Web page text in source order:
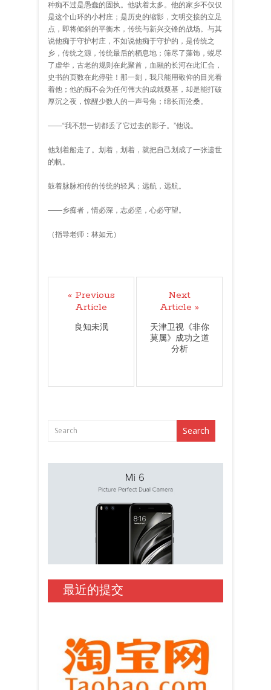
种痴不过是愚蠢的固执。他驮着太多。他的家乡不仅仅
是这个山环的小村庄；是历史的缩影，文明交接的立足
点，即将倾斜的平衡木，传统与新兴交锋的战场。与其
说他痴于守护村庄，不如说他痴于守护的，是传统之
乡，传统之源，传统最后的栖息地；筛尽了藻饰，蜕尽
了虚华，古老的规则在此聚首，血融的长河在此汇合，
史书的页数在此停驻！那一刻，我只能用敬仰的目光看
着他；他的痴不会为任何伟大的成就奠基，却是能打破
厚沉之夜，惊醒少数人的一声号角；绵长而沧桑。
——“我不想一切都丢了它过去的影子。”他说。
他划着船走了。划着，划着，就把自己划成了一张遗世
的帆。
鼓着脉脉相传的传统的轻风；远航，远航。
——乡痴者，情必深，志必坚，心必守望。
（指导老师：林如元）
« Previous
Article
良知未泯
Next
Article »
天津卫视《非你
莫属》成功之道
分析
最近的提交